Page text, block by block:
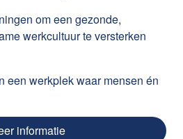
om een gezonde,
werkcultuur te versterken
een werkplek waar mensen én
informatie